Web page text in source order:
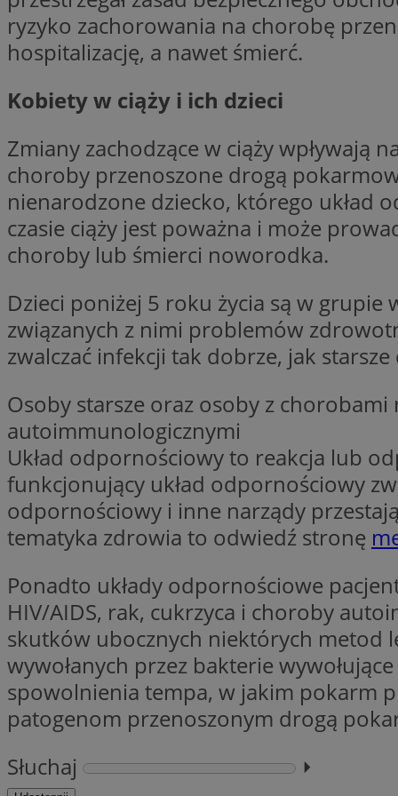
ryzyko zachorowania na chorobę
hospitalizację, a nawet śmierć.
Kobiety w ciąży i ich dzieci
Zmiany zachodzące w ciąży wpływają
choroby przenoszone drogą
nienarodzone dziecko, którego układ
czasie ciąży jest poważna i może
choroby lub śmierci noworodka.
Dzieci poniżej 5 roku życia są w
związanych z nimi problemów
zwalczać infekcji tak dobrze, jak
Osoby starsze oraz osoby z
autoimmunologicznymi
Układ odpornościowy to reakcja lub
funkcjonujący układ odpornościowy
odpornościowy i inne narządy
tematyka zdrowia to odwiedź stronę
Ponadto układy odpornościowe
HIV/AIDS, rak, cukrzyca i choroby
skutków ubocznych niektórych metod
wywołanych przez bakterie
spowolnienia tempa, w jakim pokarm
patogenom przenoszonym drogą
Słuchaj
⏵︎
SessID
QeSessID
euds
__cf_bm
li_gc
Nazwa
_ga_VBEXFQ7ESL
Nazwa
tuuid_lu
tuuid_lu
Nazwa
ADK_EX_11